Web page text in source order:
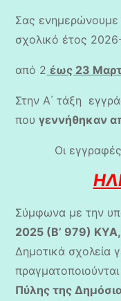
Σας ενημερώνουμε
σχολικό έτος
από 2 έως 23
Στην Α΄ τάξη
πουγεννήθηκαν
Οι εγγραφές
Σύμφωνα με την
2025 (B’ 979) ΚΥΑ,
Δημοτικά σχολεία
Πύλης της